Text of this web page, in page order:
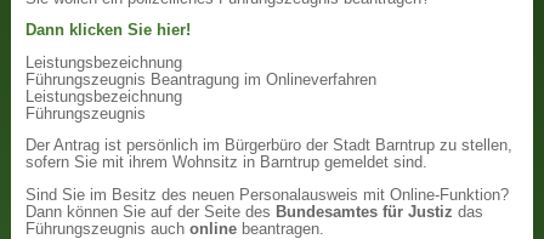
Dann klicken Sie hier!
Leistungsbezeichnung
Führungszeugnis Beantragung im Onlineverfahren
Leistungsbezeichnung
Führungszeugnis
Der Antrag ist persönlich im Bürgerbüro der Stadt Barntrup zu stellen,
sofern Sie mit ihrem Wohnsitz in Barntrup gemeldet sind.
Sind Sie im Besitz des neuen Personalausweis mit Online-Funktion?
Dann können Sie auf der Seite des Bundesamtes für Justiz das
Führungszeugnis auchonline beantragen.